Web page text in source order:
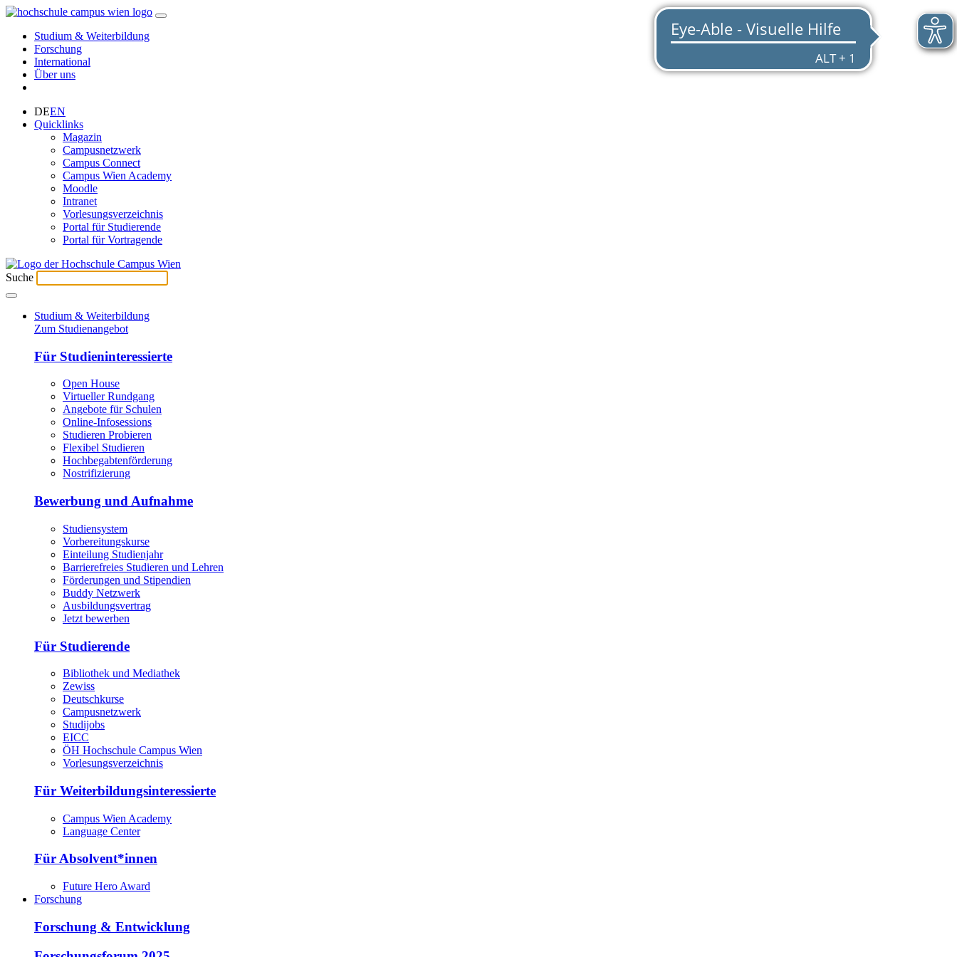
Studium & Weiterbildung
Forschung
International
Über uns
DEEN
Quicklinks
Magazin
Campusnetzwerk
Campus Connect
Campus Wien Academy
Moodle
Intranet
Vorlesungsverzeichnis
Portal für Studierende
Portal für Vortragende
Suche
Studium & Weiterbildung
Zum Studienangebot
Für Studieninteressierte
Open House
Virtueller Rundgang
Angebote für Schulen
Online-Infosessions
Studieren Probieren
Flexibel Studieren
Hochbegabtenförderung
Nostrifizierung
Bewerbung und Aufnahme
Studiensystem
Vorbereitungskurse
Einteilung Studienjahr
Barrierefreies Studieren und Lehren
Förderungen und Stipendien
Buddy Netzwerk
Ausbildungsvertrag
Jetzt bewerben
Für Studierende
Bibliothek und Mediathek
Zewiss
Deutschkurse
Campusnetzwerk
Studijobs
EICC
ÖH Hochschule Campus Wien
Vorlesungsverzeichnis
Für Weiterbildungsinteressierte
Campus Wien Academy
Language Center
Für Absolvent*innen
Future Hero Award
Forschung
Forschung & Entwicklung